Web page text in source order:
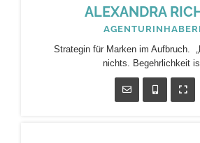
ALEXANDRA
Strategin für Marken im Aufbruch.
nichts. Begehrlichkeit